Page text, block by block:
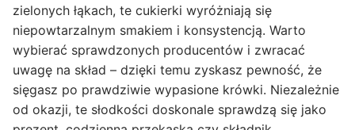
zielonych łąkach, te cukierki wyróżniają się
niepowtarzalnym smakiem i konsystencją. Warto
wybierać sprawdzonych producentów i zwracać
uwagę na skład – dzięki temu zyskasz pewność, że
sięgasz po prawdziwie wypasione krówki. Niezależnie
od okazji, te słodkości doskonale sprawdzą się jako